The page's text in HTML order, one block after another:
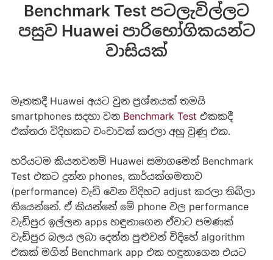
Benchmark Test පටලැවිල්ලට
පසුව Huawei පාරිභෝගිකයන්ට
වාසියක්
මෑතකදී Huawei අයට වුන ප්‍රශ්නයක් තමයි
smartphones සදහා වන Benchmark Test එකකදී
එක්තරා විදිහකට වංචාවක් කරලා අහු වුණු එක.
හරියටම කියනවනම් Huawei සමාගමෙන් Benchmark
Test එකට දුන්න phones, කාර්යක්ශමතාව
(performance) වැඩි වෙන විදිහට adjust කරලා තිබිලා
තියෙන්නේ. ඒ කියන්නේ ‌‌මේ phone වල performance
වැඩිපුර ඉල්ලන apps හඳුනාගෙන ඒවාට පමණක්
වැඩිපුර බලය ලබා ‌දෙන්න පුළුවන් විදිහේ algorithm
එකක් මගින් Benchmark app එක හඳුනාගෙන එයට